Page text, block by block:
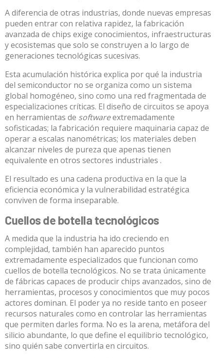
A diferencia de otras industrias, donde nuevas empresas
pueden entrar con relativa rapidez, la fabricación
avanzada de chips exige conocimientos, infraestructuras
y ecosistemas que solo se construyen a lo largo de
generaciones tecnológicas sucesivas.
Esta acumulación histórica explica por qué la industria
del semiconductor no se organiza como un sistema
global homogéneo, sino como una red fragmentada de
especializaciones críticas. El diseño de circuitos se apoya
en herramientas de softwareextremadamente
sofisticadas; la fabricación requiere maquinaria capaz de
operar a escalas nanométricas; los materiales deben
alcanzar niveles de pureza que apenas tienen
equivalente en otros sectores industriales .
El resultado es una cadena productiva en la que la
eficiencia económica y la vulnerabilidad estratégica
conviven de forma inseparable.
Cuellos de botella tecnológicos
A medida que la industria ha ido creciendo en
complejidad, también han aparecido puntos
extremadamente especializados que funcionan como
cuellos de botella tecnológicos. No se trata únicamente
de fábricas capaces de producir chips avanzados, sino de
herramientas, procesos y conocimientos que muy pocos
actores dominan. El poder ya no reside tanto en poseer
recursos naturales como en controlar las herramientas
que permiten darles forma. No es la arena, metáfora del
silicio abundante, lo que define el equilibrio tecnológico,
sino quién sabe convertirla en circuitos.